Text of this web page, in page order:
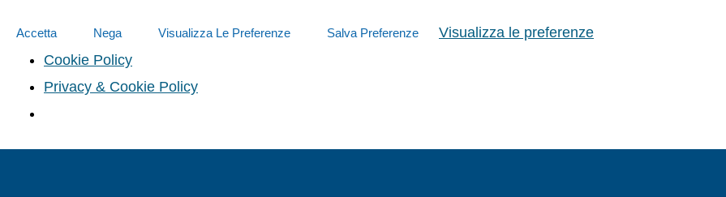
Accetta Nega Visualizza Le Preferenze Salva Preferenze
Visualizza le preferenze
Cookie Policy
Privacy & Cookie Policy